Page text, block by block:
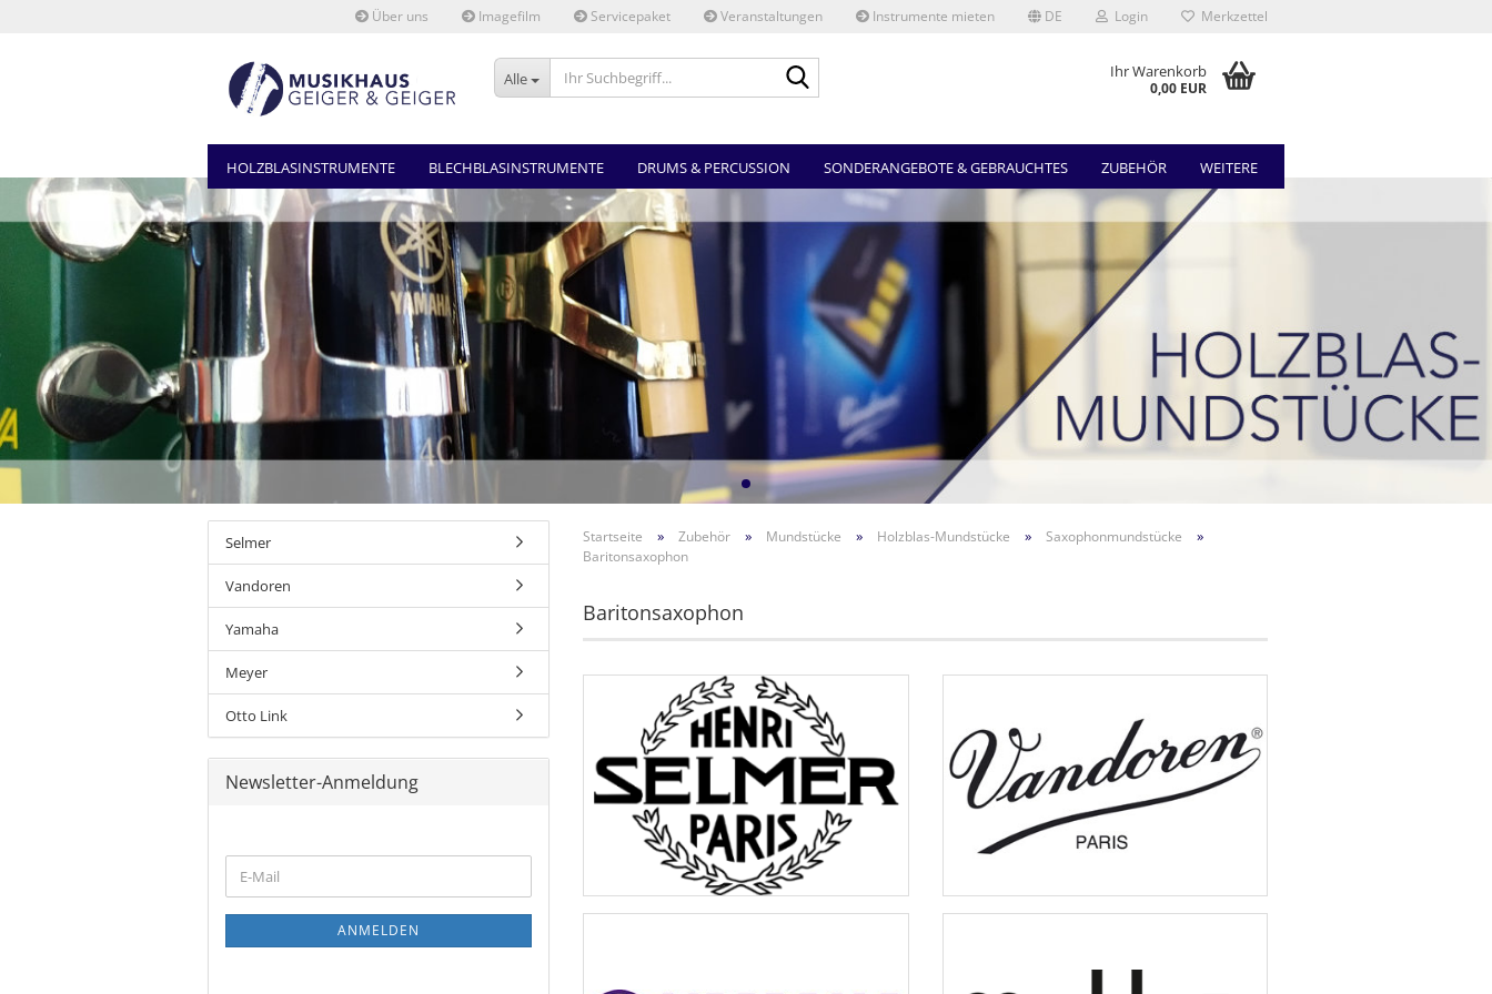
Über uns Imagefilm Servicepaket Veranstaltungen Instrumente mieten DE Login Merkzettel
Alle Ihr Warenkorb
0,00 EUR
HOLZBLASINSTRUMENTE BLECHBLASINSTRUMENTE DRUMS & PERCUSSION SONDERANGEBOTE & GEBRAUCHTES ZUBEHÖR WEITERE
Startseite » Zubehör » Mundstücke » Holzblas-Mundstücke » Saxophonmundstücke »
Baritonsaxophon
Baritonsaxophon
Selmer
Vandoren
Yamaha
Meyer
Otto Link
Newsletter-Anmeldung
ZUR
NEWSLETTER-
E-
Mail
ANMELDEN